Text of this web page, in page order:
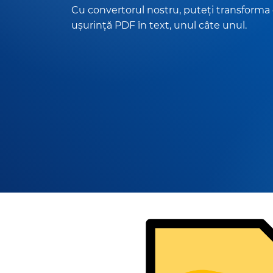
Cu convertorul nostru, puteți transforma
ușurință PDF în text, unul câte unul.